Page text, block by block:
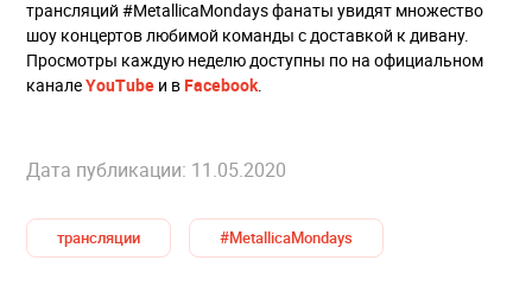
трансляций #MetallicaMondays фанаты увидят множество
шоу концертов любимой команды с доставкой к дивану.
Просмотры каждую неделю доступны по на официальном
каналеYouTube и вFacebook.
Дата публикации: 11.05.2020
трансляции #MetallicaMondays